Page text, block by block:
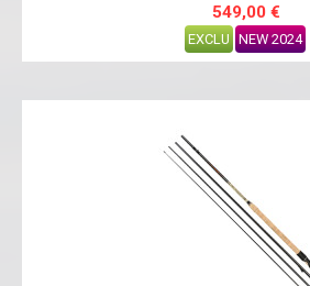
549,00 €
EXCLU NEW 2024